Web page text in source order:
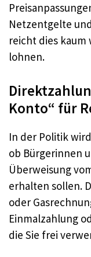
Netzentgelte
reicht dies
lohnen.
Konto“ für
In der Politik
ob Bürgerinnen
Überweisung
erhalten sollen.
oder
Einmalzahlung
die Sie frei